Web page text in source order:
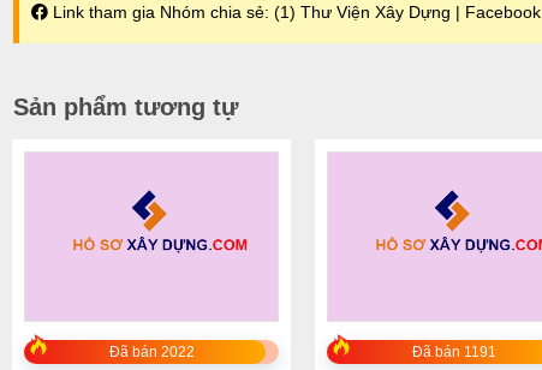
Link tham gia Nhóm chia sẻ: (1) Thư Viện Xây Dựng | Facebook
Sản phẩm tương tự
Đã bán 2022 Đã bán 1191